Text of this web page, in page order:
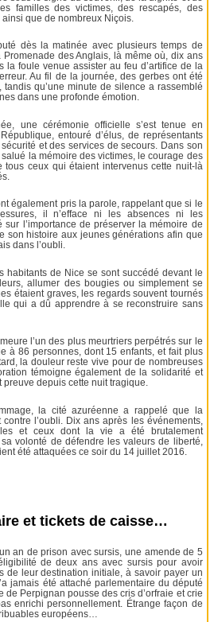
familles des victimes, des rescapés, des
que de nombreux Niçois.
dès la matinée avec plusieurs temps de
des Anglais, là même où, dix ans
la foule venue assister au feu d’artifice de la
Au fil de la journée, des gerbes ont été
qu’une minute de silence a rassemblé
dans une profonde émotion.
une cérémonie officielle s’est tenue en
entouré d’élus, de représentants
et des services de secours. Dans son
la mémoire des victimes, le courage des
tous ceux qui étaient intervenus cette nuit-là
également pris la parole, rappelant que si le
il n’efface ni les absences ni les
sur l’importance de préserver la mémoire de
son histoire aux jeunes générations afin que
dans l’oubli.
habitants de Nice se sont succédé devant le
allumer des bougies ou simplement se
étaient graves, les regards souvent tournés
qui a dû apprendre à se reconstruire sans
l’un des plus meurtriers perpétrés sur le
à 86 personnes, dont 15 enfants, et fait plus
la douleur reste vive pour de nombreuses
témoigne également de la solidarité et
depuis cette nuit tragique.
la cité azuréenne a rappelé que la
l’oubli. Dix ans après les événements,
et ceux dont la vie a été brutalement
volonté de défendre les valeurs de liberté,
été attaquées ce soir du 14 juillet 2016.
et tickets de caisse…
an de prison avec sursis, une amende de 5
de deux ans avec sursis pour avoir
de leur destination initiale, à savoir payer un
jamais été attaché parlementaire du député
de Perpignan pousse des cris d’orfraie et crie
enrichi personnellement. Étrange façon de
européens…